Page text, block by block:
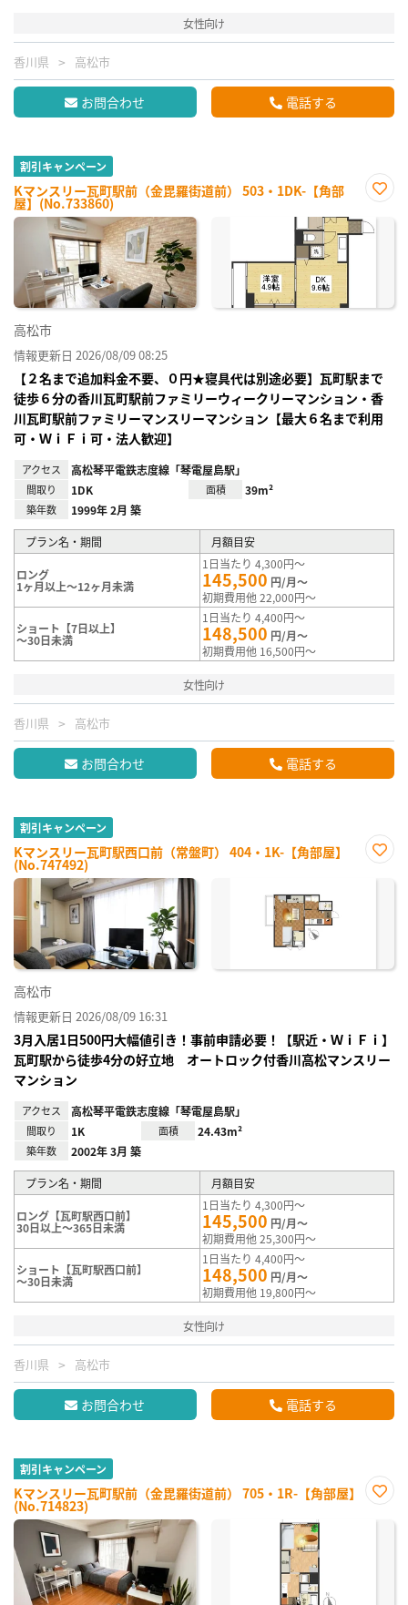
女性向け
香川県 高松市
お問合わせ 電話する
割引キャンペーン
Kマンスリー瓦町駅前（金毘羅街道前） 503・1DK-【角部
屋】(No.733860)
に入
り登
高松市
情報更新日 2026/08/09 08:25
【２名まで追加料金不要、０円★寝具代は別途必要】瓦町駅まで
徒歩６分の香川瓦町駅前ファミリーウィークリーマンション・香
川瓦町駅前ファミリーマンスリーマンション【最大６名まで利用
可・ＷｉＦｉ可・法人歓迎】
アクセス 高松琴平電鉄志度線「琴電屋島駅」
間取り 1DK 面積 39m²
築年数 1999年 2月 築
プラン名・期間 月額目安
ロング
1ヶ月以上～12ヶ月未満
1日当たり 4,300円～
145,500 円/月～
初期費用他 22,000円～
ショート【7日以上】
～30日未満
1日当たり 4,400円～
148,500 円/月～
初期費用他 16,500円～
女性向け
香川県 高松市
お問合わせ 電話する
割引キャンペーン
Kマンスリー瓦町駅西口前（常盤町） 404・1K-【角部屋】
(No.747492)
に入
高松市
情報更新日 2026/08/09 16:31
3月入居1日500円大幅値引き！事前申請必要！【駅近・ＷｉＦｉ】
瓦町駅から徒歩4分の好立地 オートロック付香川高松マンスリー
マンション
アクセス 高松琴平電鉄志度線「琴電屋島駅」
間取り 1K 面積 24.43m²
築年数 2002年 3月 築
プラン名・期間 月額目安
ロング【瓦町駅西口前】
30日以上～365日未満
1日当たり 4,300円～
145,500 円/月～
初期費用他 25,300円～
ショート【瓦町駅西口前】
～30日未満
1日当たり 4,400円～
148,500 円/月～
初期費用他 19,800円～
女性向け
香川県 高松市
お問合わせ 電話する
割引キャンペーン
Kマンスリー瓦町駅前（金毘羅街道前） 705・1R-【角部屋】
(No.714823)
に入